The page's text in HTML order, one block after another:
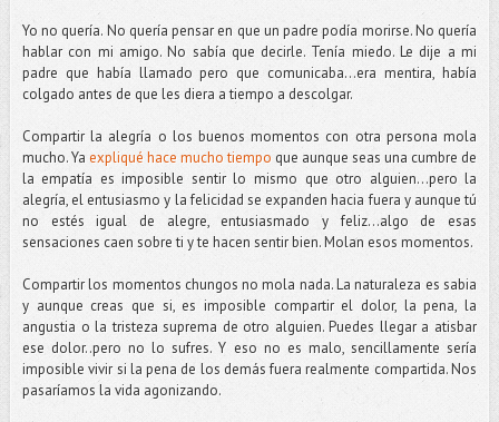
Yo no quería. No quería pensar en que un padre podía morirse. No quería
hablar con mi amigo. No sabía que decirle. Tenía miedo. Le dije a mi
padre que había llamado pero que comunicaba…era mentira, había
colgado antes de que les diera a tiempo a descolgar.
Compartir la alegría o los buenos momentos con otra persona mola
mucho. Ya expliqué hace mucho tiempo que aunque seas una cumbre de
la empatía es imposible sentir lo mismo que otro alguien…pero la
alegría, el entusiasmo y la felicidad se expanden hacia fuera y aunque tú
no estés igual de alegre, entusiasmado y feliz…algo de esas
sensaciones caen sobre ti y te hacen sentir bien. Molan esos momentos.
Compartir los momentos chungos no mola nada. La naturaleza es sabia
y aunque creas que si, es imposible compartir el dolor, la pena, la
angustia o la tristeza suprema de otro alguien. Puedes llegar a atisbar
ese dolor..pero no lo sufres. Y eso no es malo, sencillamente sería
imposible vivir si la pena de los demás fuera realmente compartida. Nos
pasaríamos la vida agonizando.